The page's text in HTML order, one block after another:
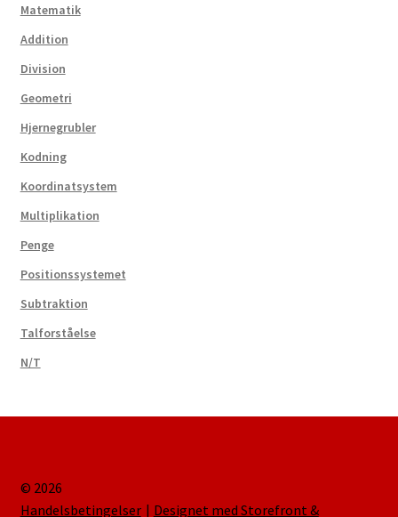
Matematik
Addition
Division
Geometri
Hjernegrubler
Kodning
Koordinatsystem
Multiplikation
Penge
Positionssystemet
Subtraktion
Talforståelse
N/T
© 2026
Handelsbetingelser
Designet med Storefront &